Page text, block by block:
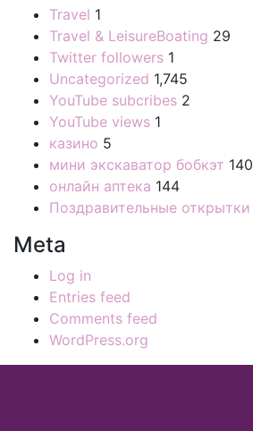
Travel 1
Travel & LeisureBoating 29
Twitter followers 1
Uncategorized 1,745
YouTube subcribes 2
YouTube views 1
казино 5
мини экскаватор бобкэт 140
онлайн аптека 144
Поздравительные открытки
Meta
Log in
Entries feed
Comments feed
WordPress.org